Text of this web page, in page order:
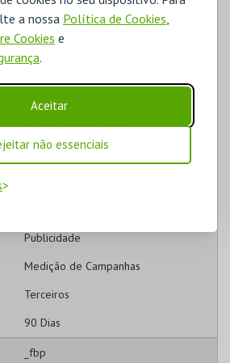
a nossa Política de Cookies
Cookies e
.
Aceitar
não essenciais
Terceiros
1 Ano, 1 Mês e 7 Dias
_ga_#
Terceiros
Publicidade
Medição de Campanhas
Terceiros
90 Dias
_fbp